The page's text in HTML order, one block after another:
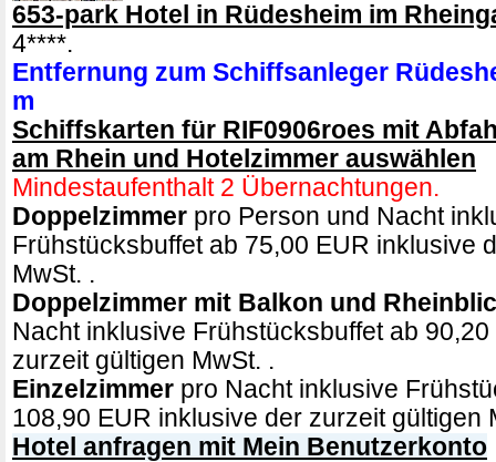
653-park Hotel in Rüdesheim im
4****.
Entfernung zum Schiffsanleger
m
Schiffskarten für RIF0906roes mit
am Rhein und Hotelzimmer auswählen
Mindestaufenthalt 2 Übernachtungen.
Doppelzimmer pro Person und Nacht
Frühstücksbuffet ab 75,00 EUR inklusive
MwSt. .
Doppelzimmer mit Balkon und
Nacht inklusive Frühstücksbuffet ab
zurzeit gültigen MwSt. .
Einzelzimmer pro Nacht inklusive
108,90 EUR inklusive der zurzeit gültigen
Hotel anfragen mit Mein Benutzerkonto